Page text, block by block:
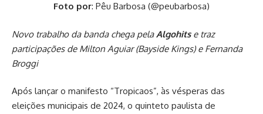
Foto por: Pêu Barbosa (@peubarbosa)
Novo trabalho da banda chega pelaAlgohitse traz
participações de Milton Aguiar (Bayside Kings) e Fernanda
Broggi
Após lançar o manifesto “Tropicaos”, às vésperas das
eleições municipais de 2024, o quinteto paulista de